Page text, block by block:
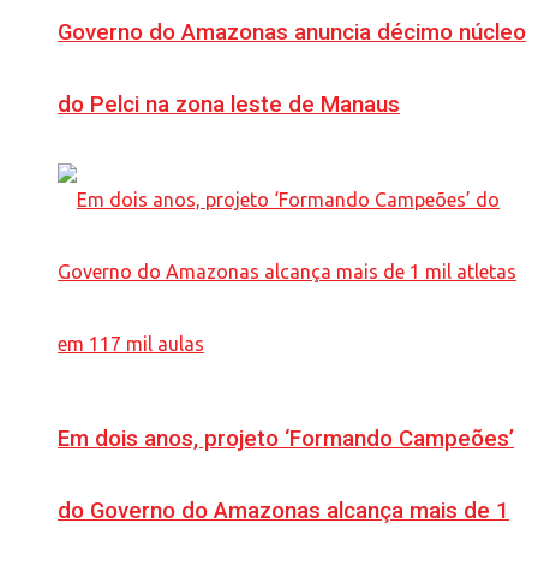
Governo do Amazonas anuncia décimo núcleo
do Pelci na zona leste de Manaus
Em dois anos, projeto ‘Formando Campeões’
do Governo do Amazonas alcança mais de 1